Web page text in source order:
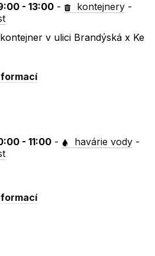
- 13:00 - kontejnery -
v ulici Brandýská x Ke
- 11:00 - havárie vody -